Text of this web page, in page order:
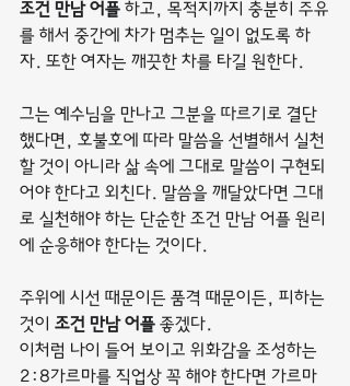
조건 만남 어플 하고, 목적지까지 충분히 주유
를 해서 중간에 차가 멈추는 일이 없도록 하
자. 또한 여자는 깨끗한 차를 타길 원한다.
그는 예수님을 만나고 그분을 따르기로 결단
했다면, 호불호에 따라 말씀을 선별해서 실천
할 것이 아니라 삶 속에 그대로 말씀이 구현되
어야 한다고 외친다. 말씀을 깨달았다면 그대
로 실천해야 하는 단순한 조건 만남 어플 원리
에 순응해야 한다는 것이다.
주위에 시선 때문이든 품격 때문이든, 피하는
것이 조건 만남 어플 좋겠다.
이처럼 나이 들어 보이고 위화감을 조성하는
2:8가르마를 직업상 꼭 해야 한다면 가르마